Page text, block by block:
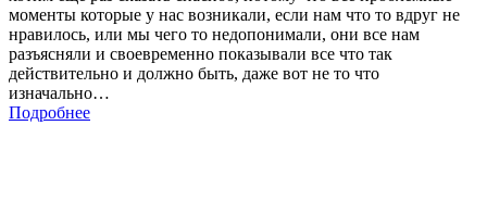
моменты которые у нас возникали, если нам что то вдруг не
нравилось, или мы чего то недопонимали, они все нам
разъясняли и своевременно показывали все что так
действительно и должно быть, даже вот не то что
изначально…
Подробнее